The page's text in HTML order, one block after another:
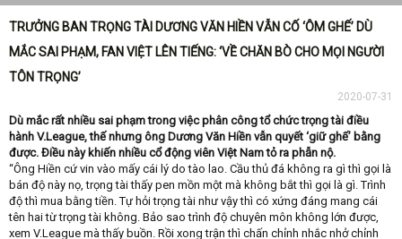
TRƯỞNG BAN TRỌNG TÀI DƯƠNG VĂN HIỀN VẪN CỐ ‘ÔM GHẾ’ DÙ
MẮC SAI PHẠM, FAN VIỆT LÊN TIẾNG: ‘VỀ CHĂN BÒ CHO MỌI NGƯỜI
TÔN TRỌNG’
2020-07-31
Dù mắc rất nhiều sai phạm trong việc phân công tổ chức trọng tài điều
hành V.League, thế nhưng ông Dương Văn Hiền vẫn quyết ‘giữ ghế’ bằng
được. Điều này khiến nhiều cổ động viên Việt Nam tỏ ra phẫn nộ.
“Ông Hiền cứ vin vào mấy cái lý do tào lao. Cầu thủ đá không ra gì thì gọi là
bán độ này nọ, trọng tài thấy pen mồn một mà không bắt thì gọi là gì. Trình
độ thì mua bằng tiền. Tự hỏi trọng tài như vậy thì có xứng đáng mang cái
tên hai từ trọng tài không. Bảo sao trình độ chuyên môn không lớn được,
xem V.League mà thấy buồn. Rồi xong trận thì chấn chỉnh nhắc nhở chỉnh